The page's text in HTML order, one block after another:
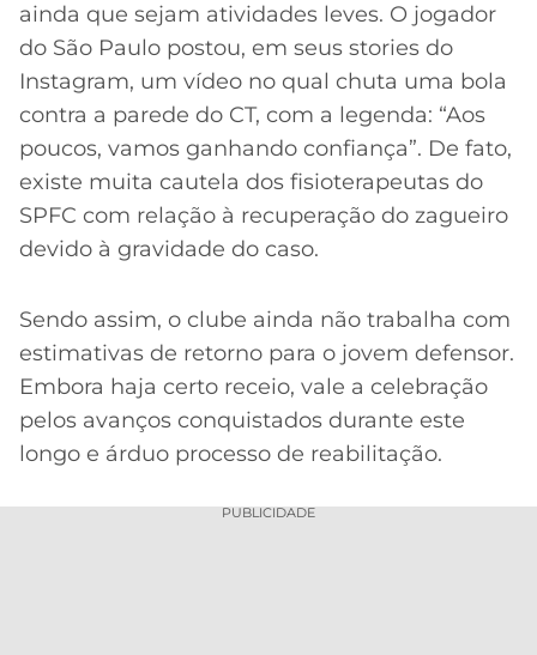
ainda que sejam atividades leves. O jogador
do São Paulo postou, em seus stories do
Instagram, um vídeo no qual chuta uma bola
contra a parede do CT, com a legenda: “Aos
poucos, vamos ganhando confiança”. De fato,
existe muita cautela dos fisioterapeutas do
SPFC com relação à recuperação do zagueiro
devido à gravidade do caso.
Sendo assim, o clube ainda não trabalha com
estimativas de retorno para o jovem defensor.
Embora haja certo receio, vale a celebração
pelos avanços conquistados durante este
longo e árduo processo de reabilitação.
PUBLICIDADE